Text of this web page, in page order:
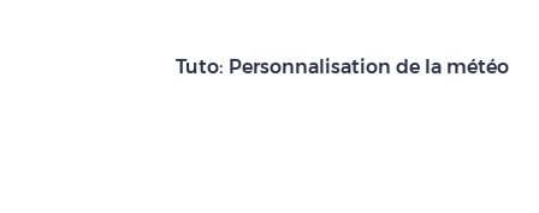
Tuto: Personnalisation de la météo